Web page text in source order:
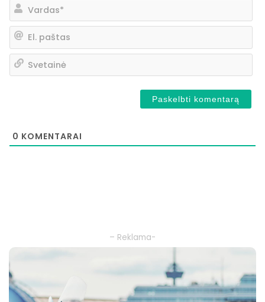
0 KOMENTARAI
– Reklama-